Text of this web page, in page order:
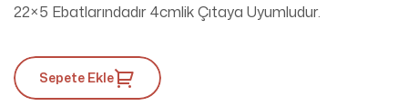
22×5 Ebatlarındadır 4cmlik Çıtaya Uyumludur.
Sepete Ekle